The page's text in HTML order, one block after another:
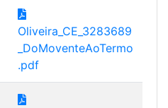
Oliveira_CE_3283689
_DoMoventeAoTermo
.pdf